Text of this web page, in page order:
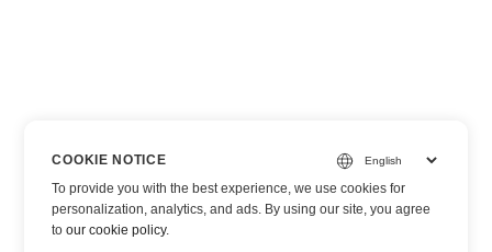
COOKIE NOTICE
To provide you with the best experience, we use cookies for
personalization, analytics, and ads. By using our site, you agree
toour cookie policy.